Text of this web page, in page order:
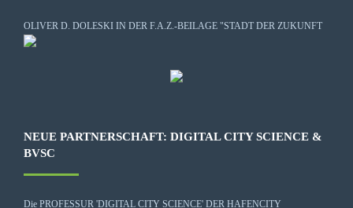
OLIVER D. DOLESKI IN DER F.A.Z.-BEILAGE "STADT DER ZUKUNFT
NEUE PARTNERSCHAFT: DIGITAL CITY SCIENCE &
BVSC
Die PROFESSUR 'DIGITAL CITY SCIENCE' DER HAFENCITY